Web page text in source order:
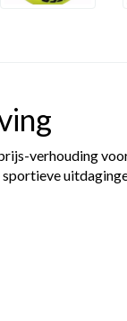
verhouding